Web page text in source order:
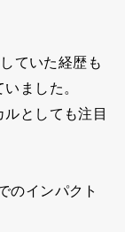
ていた経歴も
ました。
としても注目
のインパクト